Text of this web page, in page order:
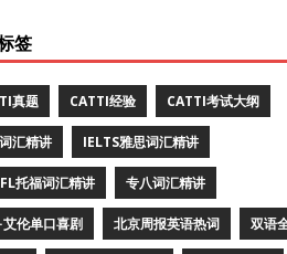
签
真题 CATTI经验 CATTI考试大纲
汇精讲 IELTS雅思词汇精讲
托福词汇精讲 专八词汇精讲
艾伦单口喜剧 北京周报英语热词 双语